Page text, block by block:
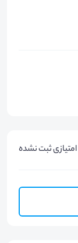
امتیازی ثبت نشده